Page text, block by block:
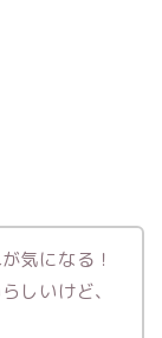
気になる！
しいけど、